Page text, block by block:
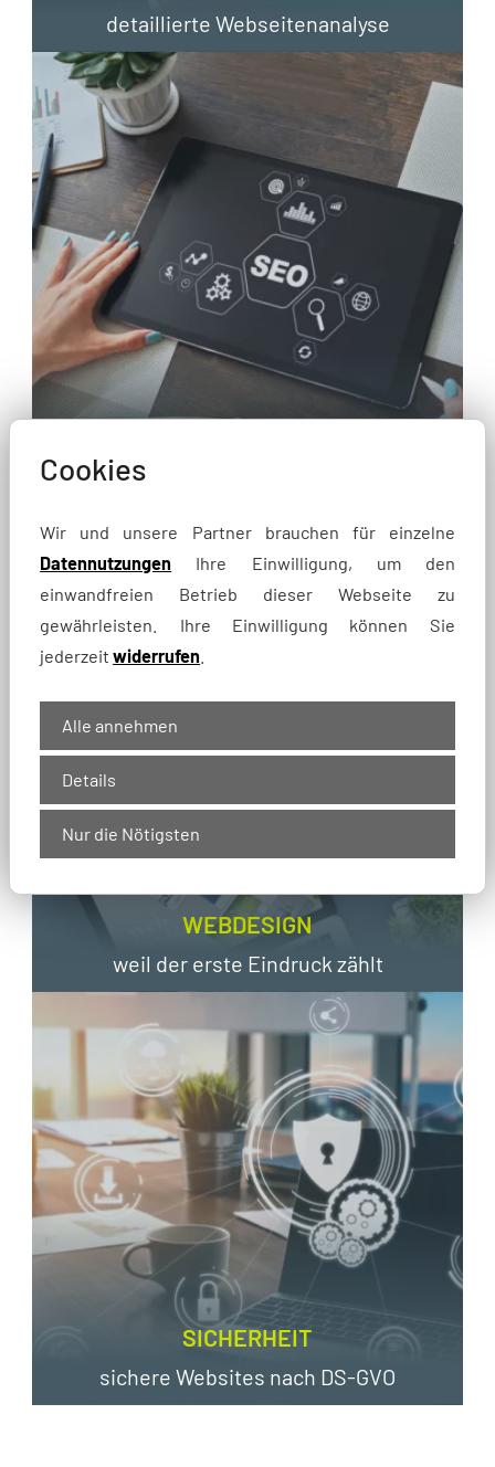
detaillierte Webseitenanalyse
WEBDESIGN
weil der erste Eindruck zählt
SICHERHEIT
sichere Websites nach DS-GVO
Cookies
Wir und unsere Partner brauchen für einzelne
Datennutzungen Ihre Einwilligung, um den
einwandfreien Betrieb dieser Webseite zu
gewährleisten. Ihre Einwilligung können Sie
jederzeitwiderrufen
Alle annehmen
Details
Nur die Nötigsten